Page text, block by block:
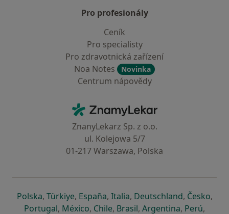
Pro profesionály
Ceník
Pro specialisty
Pro zdravotnická zařízení
Noa Notes
Novinka
Centrum nápovědy
ZnamyLekar - Hlavní stránka
ZnanyLekarz Sp. z o.o.
ul. Kolejowa 5/7
01-217 Warszawa, Polska
Polskase otevře v nové záložce
, Türkiyese otevře v nové záložce
, Españase otevře v nové záložce
, Italiase otevře v nové záložce
, Deutschlandse otevře v
, Českose
,
Portugalse otevře v nové záložce
, Méxicose otevře v nové záložce
, Chilese otevře v nové záložce
, Brasilse otevře v nové
, Argentinase otevře v
, Perúse
,